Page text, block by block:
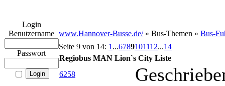
Login
Benutzername
Passwort
www.Hannover-Busse.de/» Bus-Themen » Bus-
Seite 9 von 14: 1 ...6789101112...14
Regiobus MAN Lion`s City Liste
6258